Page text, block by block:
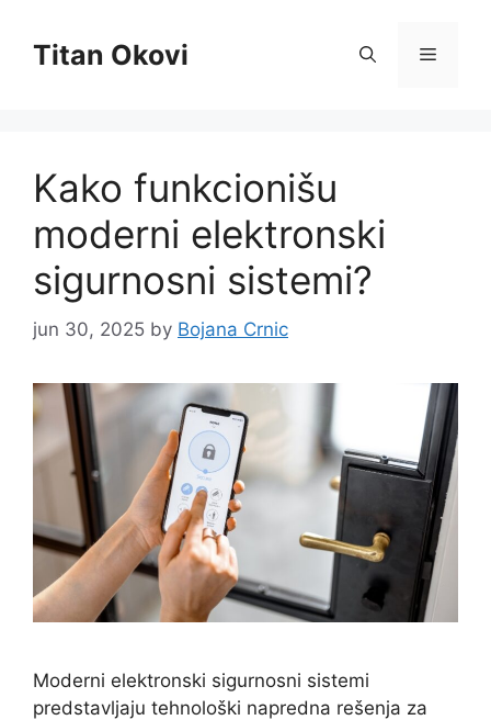
contentTitan Okovi Menu
Kako funkcionišu
moderni elektronski
sigurnosni sistemi?
jun 30, 2025 by Bojana Crnic
Moderni elektronski sigurnosni sistemi
predstavljaju tehnološki napredna rešenja za